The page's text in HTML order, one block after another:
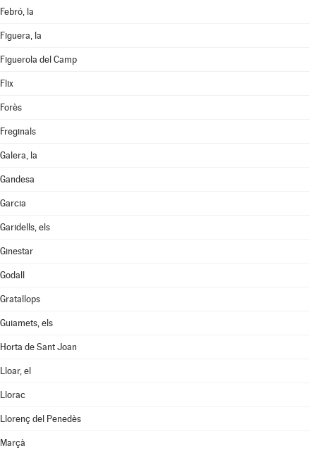
Febró, la
Figuera, la
Figuerola del Camp
Flix
Forès
Freginals
Galera, la
Gandesa
Garcia
Garidells, els
Ginestar
Godall
Gratallops
Guiamets, els
Horta de Sant Joan
Lloar, el
Llorac
Llorenç del Penedès
Marçà